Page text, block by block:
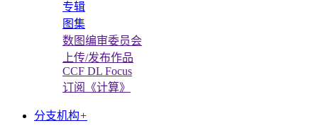
专辑
图集
数图编审委员会
上传/发布作品
CCF DL Focus
订阅《计算》
分支机构+